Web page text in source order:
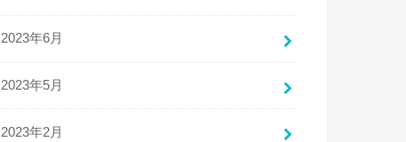
2023年6月
2023年5月
2023年2月